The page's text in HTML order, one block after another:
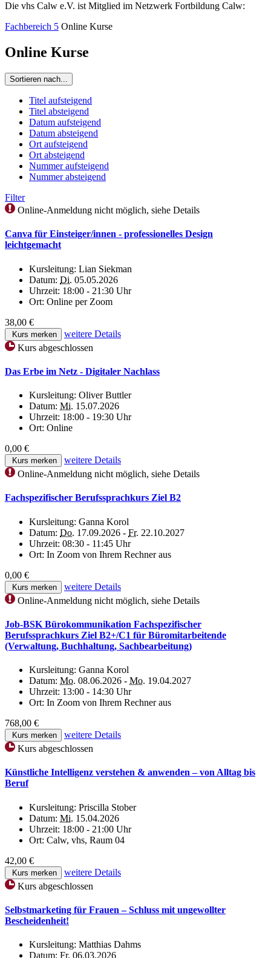
Die vhs Calw e.V. ist Mitglied im Netzwerk Fortbildung Calw:
Fachbereich 5 Online Kurse
Online Kurse
Sortieren nach...
Titel aufsteigend
Titel absteigend
Datum aufsteigend
Datum absteigend
Ort aufsteigend
Ort absteigend
Nummer aufsteigend
Nummer absteigend
Filter
Online-Anmeldung nicht möglich, siehe Details
Canva für Einsteiger/innen - professionelles Design
leichtgemacht
Kursleitung: Lian Siekman
Datum: Di. 05.05.2026
Uhrzeit: 18:00 - 21:30 Uhr
Ort: Online per Zoom
38,00 €
Kurs merken
weitere Details
Kurs abgeschlossen
Das Erbe im Netz - Digitaler Nachlass
Kursleitung: Oliver Buttler
Datum: Mi. 15.07.2026
Uhrzeit: 18:00 - 19:30 Uhr
Ort: Online
0,00 €
Kurs merken
weitere Details
Online-Anmeldung nicht möglich, siehe Details
Fachspezifischer Berufssprachkurs Ziel B2
Kursleitung: Ganna Korol
Datum: Do. 17.09.2026 - Fr. 22.10.2027
Uhrzeit: 08:30 - 11:45 Uhr
Ort: In Zoom von Ihrem Rechner aus
0,00 €
Kurs merken
weitere Details
Online-Anmeldung nicht möglich, siehe Details
Job-BSK Bürokommunikation Fachspezifischer
Berufssprachkurs Ziel B2+/C1 für Büromitarbeitende
(Verwaltung, Buchhaltung, Sachbearbeitung)
Kursleitung: Ganna Korol
Datum: Mo. 08.06.2026 - Mo. 19.04.2027
Uhrzeit: 13:00 - 14:30 Uhr
Ort: In Zoom von Ihrem Rechner aus
768,00 €
Kurs merken
weitere Details
Kurs abgeschlossen
Künstliche Intelligenz verstehen & anwenden – von Alltag bis
Beruf
Kursleitung: Priscilla Stober
Datum: Mi. 15.04.2026
Uhrzeit: 18:00 - 21:00 Uhr
Ort: Calw, vhs, Raum 04
42,00 €
Kurs merken
weitere Details
Kurs abgeschlossen
Selbstmarketing für Frauen – Schluss mit ungewollter
Bescheidenheit!
Kursleitung: Matthias Dahms
Datum: Fr. 06.03.2026